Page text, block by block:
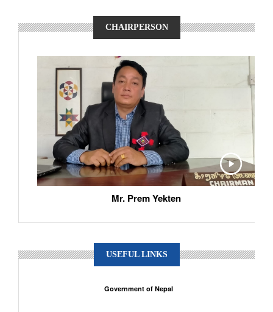
CHAIRPERSON
Mr. Prem Yekten
USEFUL LINKS
Government of Nepal